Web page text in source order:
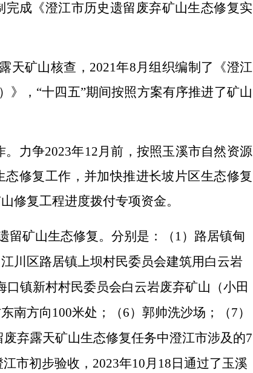
成《澄江市历史遗留废弃矿山生态修复实
天矿山核查， 2021年8月组织编制了《澄江
》，“十四五”期间按照方案有序推进了矿山
。力争2023年12月前，按照玉溪市自然资源
态修复工作，并加快推进长坡片区生态修复
修复工程进度拨付专项资金。
留矿山生态修复。分别是：（ 1）路居镇甸
江川区路居镇上坝村民委员会建筑用白云岩
口镇新村村民委员会白云岩废弃矿山（小田
南方向 100米处；（6）郭帅洗沙场；（7）
弃露天矿山生态修复任务中澄江市涉及的7
市初步验收， 2023年10月 18 日通过了玉溪